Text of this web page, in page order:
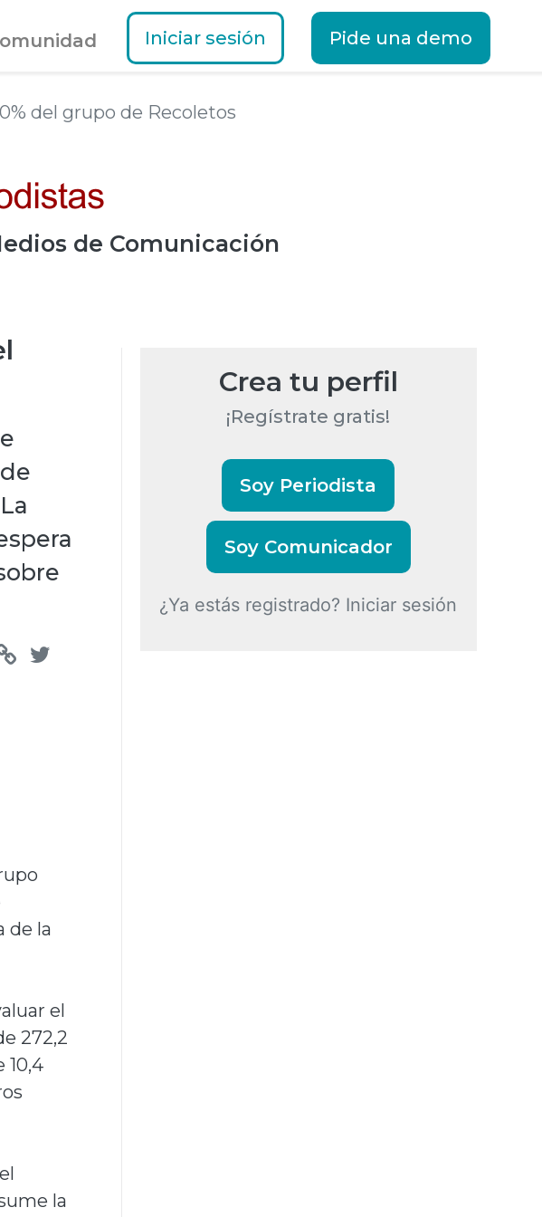
Iniciar sesión Pide una demo
del grupo de Recoletos
de Comunicación
de la
el
272,2
10,4
la
Crea tu perfil
¡Regístrate gratis!
Soy Periodista
Soy Comunicador
¿Ya estás registrado? Iniciar sesión